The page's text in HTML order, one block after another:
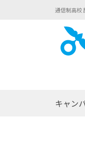
通信制高校
キャン